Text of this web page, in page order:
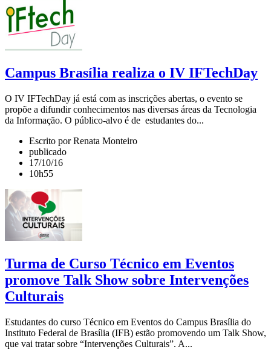
Campus Brasília realiza o IV IFTechDay
O IV IFTechDay já está com as inscrições abertas, o evento se
propõe a difundir conhecimentos nas diversas áreas da Tecnologia
da Informação. O público-alvo é de estudantes do...
Escrito por Renata Monteiro
publicado
17/10/16
10h55
Turma de Curso Técnico em Eventos
promove Talk Show sobre Intervenções
Culturais
Estudantes do curso Técnico em Eventos do Campus Brasília do
Instituto Federal de Brasília (IFB) estão promovendo um Talk Show,
que vai tratar sobre “Intervenções Culturais”. A...